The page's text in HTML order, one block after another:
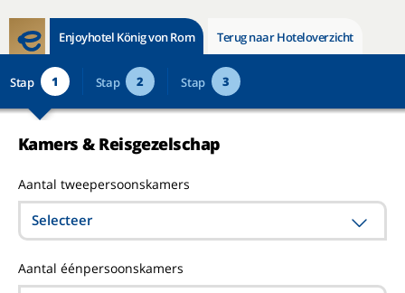
Enjoyhotel König von Rom Terug naar Hoteloverzicht
Stap 1 Stap 2 Stap 3
Kamers & Reisgezelschap
Aantal tweepersoonskamers
Selecteer
Aantal éénpersoonskamers